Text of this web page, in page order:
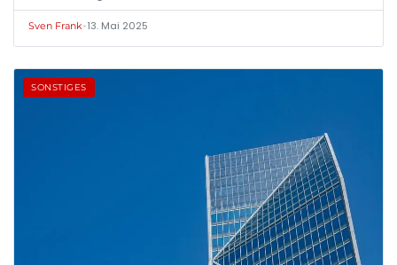
Sven Frank•13. Mai 2025
SONSTIGES